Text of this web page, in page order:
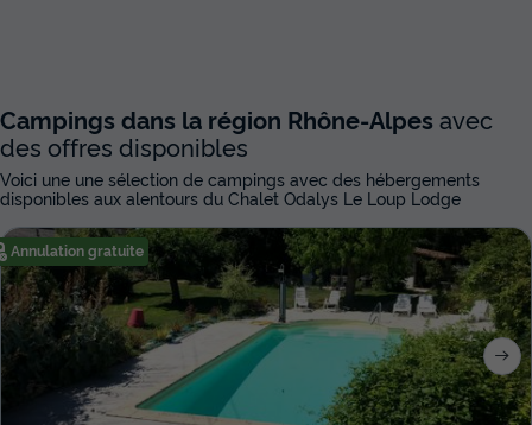
Campings dans la région Rhône-Alpes avec
des offres disponibles
Voici une une sélection de campings avec des hébergements
disponibles aux alentours du Chalet Odalys Le Loup Lodge
Annulation gratuite